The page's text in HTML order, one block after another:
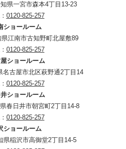
県一宮市森本4丁目13-23
0120-825-257
ショールーム
江南市古知野町北屋敷89
0120-825-257
ショールーム
名古屋市北区萩野通2丁目14
0120-825-257
ショールーム
春日井市朝宮町2丁目14-8
0120-825-257
ショールーム
県稲沢市高御堂2丁目14-5